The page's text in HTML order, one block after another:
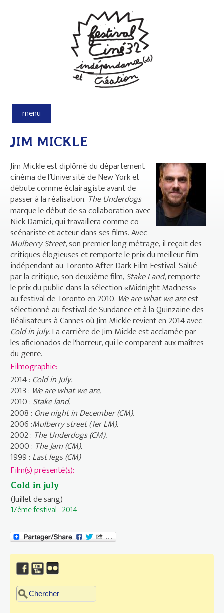
menu
JIM MICKLE
Jim Mickle est diplômé du département
cinéma de l’Université de New York et
débute comme éclairagiste avant de
passer à la réalisation. The Underdogs
marque le début de sa collaboration avec
Nick Damici, qui travaillera comme co-
scénariste et acteur dans ses films. Avec
Mulberry Street, son premier long métrage, il reçoit des
critiques élogieuses et remporte le prix du meilleur film
indépendant au Toronto After Dark Film Festival. Salué
par la critique, son deuxième film,Stake Land, remporte
le prix du public dans la sélection «Midnight Madness»
au festival de Toronto en 2010. We are what we areest
sélectionné au festival de Sundance et à la Quinzaine des
Réalisateurs à Cannes où Jim Mickle revient en 2014 avec
Cold in july.La carrière de Jim Mickle est acclamée par
les aficionados de l'horreur, qui le comparent aux maîtres
du genre.
Filmographie:
2014 : Cold in July.
2013 : We are what we are.
2010 : Stake land.
2008 : One night in December (CM).
2006 :Mulberry street (1er LM).
2002 : The Underdogs (CM).
2000 : The Jam (CM).
1999 : Last legs (CM)
Film(s) présenté(s):
Cold in july
(Juillet de sang)
17ème festival - 2014
Formulaire de recherche
Chercher dans ce site